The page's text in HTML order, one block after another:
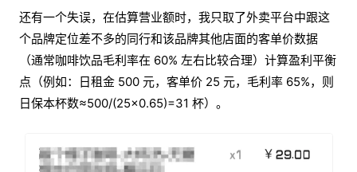
还有一个失误，在估算营业额时，我只取了外卖平台中跟这
个品牌定位差不多的同行和该品牌其他店面的客单价数据
（通常咖啡饮品毛利率在 60% 左右比较合理）计算盈利平衡
点（例如：日租金 500 元，客单价 25 元，毛利率 65%，则
日保本杯数≈500/(25×0.65)=31 杯）。